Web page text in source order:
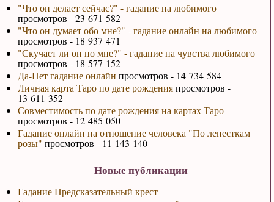
"Что он делает сейчас?" - гадание на любимого
просмотров - 23 671 582
"Что он думает обо мне?" - гадание онлайн на любимого
просмотров - 18 937 471
"Скучает ли он по мне?" - гадание на чувства любимого
просмотров - 18 577 152
Да-Нет гадание онлайн просмотров - 14 734 584
Личная карта Таро по дате рожденияпросмотров -
13 611 352
Совместимость по дате рождения на картах Таро
просмотров - 12 485 050
Гадание онлайн на отношение человека "По лепесткам
розы" просмотров - 11 143 140
Новые публикации
Гадание Предсказательный крест